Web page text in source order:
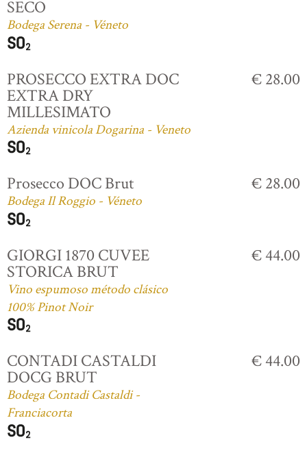
SECO
Bodega Serena - Véneto
PROSECCO EXTRA DOC
EXTRA DRY
MILLESIMATO
Azienda vinicola Dogarina - Veneto
€ 28.00
Prosecco DOC Brut
Bodega Il Roggio - Véneto
€ 28.00
GIORGI 1870 CUVEE
STORICA BRUT
Vino espumoso método clásico
100% Pinot Noir
€ 44.00
CONTADI CASTALDI
DOCG BRUT
Bodega Contadi Castaldi -
Franciacorta
€ 44.00